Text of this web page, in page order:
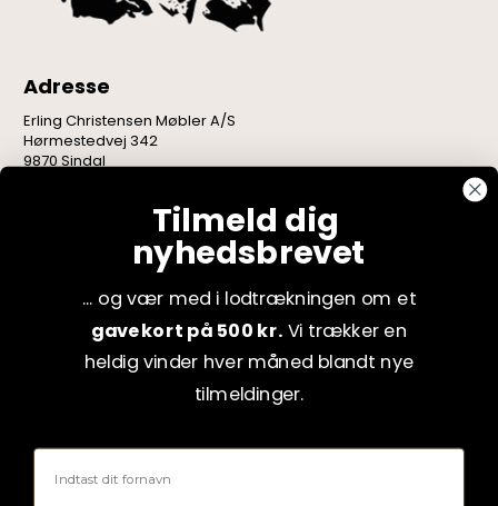
Adresse
Erling Christensen Møbler A/S
Hørmestedvej 342
9870 Sindal
Tilmeld dig
nyhedsbrevet
... og vær med i lodtrækningen om et
gavekort på 500 kr. Vi trækker en
heldig vinder hver måned blandt nye
tilmeldinger.
Fornavn